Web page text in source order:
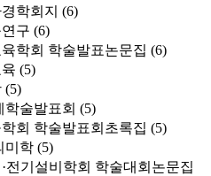
학회지 (6)
구 (6)
학회 학술발표논문집 (6)
(5)
(5)
학술발표회 (5)
회 학술발표회초록집 (5)
미학 (5)
전기설비학회 학술대회논문집